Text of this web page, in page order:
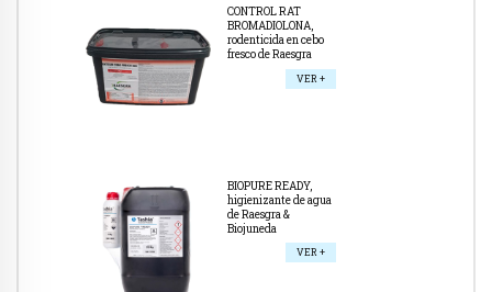
CONTROL RAT
BROMADIOLONA,
rodenticida en cebo
fresco de Raesgra
VER +
BIOPURE READY,
higienizante de agua
de Raesgra &
Biojuneda
VER +